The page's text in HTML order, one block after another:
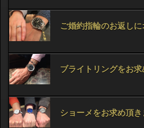
ブライトリングをお求
ショーメをお求め頂き